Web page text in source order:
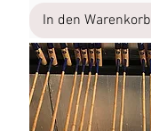
In den Warenkorb